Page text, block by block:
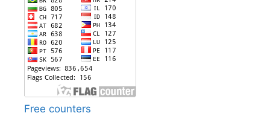
Free counters